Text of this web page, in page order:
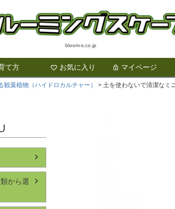
bloom-s.co.jp
て方 お気に入り マイページ
観葉植物（ハイドロカルチャー） 土を使わないで清潔なミ
から選